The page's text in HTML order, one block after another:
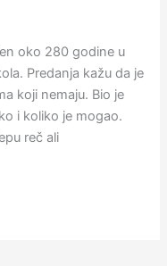
oko 280 godine u
Predanja kažu da je
koji nemaju.​ Bio je
i koliko je mogao.
reč ali